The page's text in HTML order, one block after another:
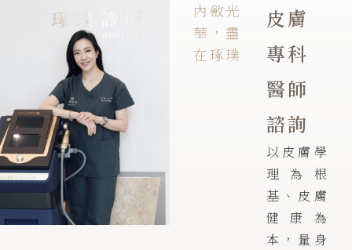
內斂光
華，盡
在琢璞
皮膚
專科
醫師
諮詢
以皮膚學
理為根
基、皮膚
健康為
本，量身